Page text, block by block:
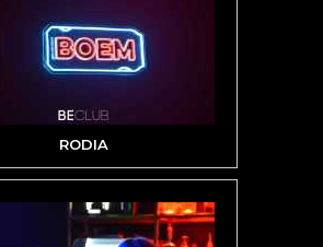
RODIA